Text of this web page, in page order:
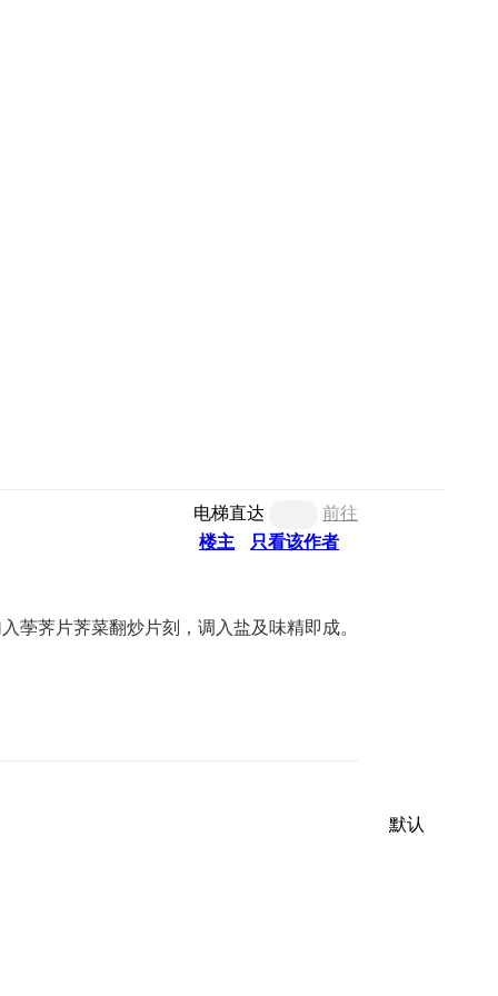
电梯直达
前往
楼主
只看该作者
荸荠片荠菜翻炒片刻，调入盐及味精即成。
默认